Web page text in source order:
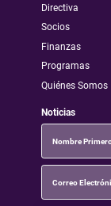
Directiva
Socios
Finanzas
Programas
Quiénes Somos
Noticias